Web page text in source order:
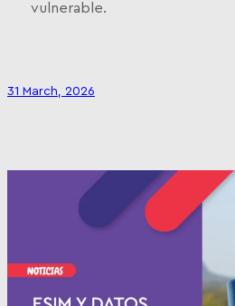
vulnerable.
31 March, 2026